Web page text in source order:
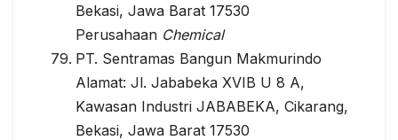
Bekasi, Jawa Barat 17530
Perusahaan Chemical
PT. Sentramas Bangun Makmurindo
Alamat: Jl. Jababeka XVIB U 8 A,
Kawasan Industri JABABEKA, Cikarang,
Bekasi, Jawa Barat 17530